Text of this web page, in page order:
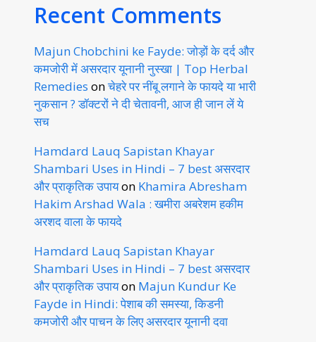
Recent Comments
Majun Chobchini ke Fayde: जोड़ों के दर्द और
कमजोरी में असरदार यूनानी नुस्खा | Top Herbal
Remedies onचेहरे पर नींबू लगाने के फायदे या भारी
नुकसान ? डॉक्टरों ने दी चेतावनी, आज ही जान लें ये
सच
Hamdard Lauq Sapistan Khayar
Shambari Uses in Hindi – 7 best असरदार
और प्राकृतिक उपायon Khamira Abresham
Hakim Arshad Wala : खमीरा अबरेशम हकीम
अरशद वाला के फायदे
Hamdard Lauq Sapistan Khayar
Shambari Uses in Hindi – 7 best असरदार
और प्राकृतिक उपायon Majun Kundur Ke
Fayde in Hindi: पेशाब की समस्या, किडनी
कमजोरी और पाचन के लिए असरदार यूनानी दवा